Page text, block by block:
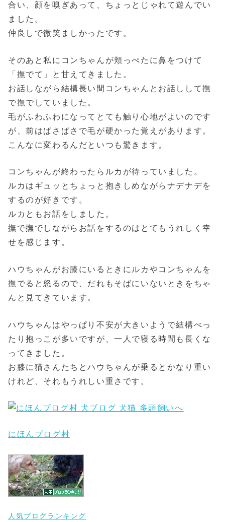
合い、顔を嗅ぎあって、ちょっとじゃれて遊んでい
ました。
仲良しで微笑ましかったです。
そのあと私にコンちゃんが頬っぺたに鼻をつけて
「撫でて」と甘えてきました。
お話しながら結構長い間コンちゃんとお話しして撫
で撫でしていました。
毛がふわふわになってとても触り心地がよいのです
が、前はぱさぱさで毛が硬かった覚えがあります。
こんなに変わるんだといつも驚きます。
コンちゃんが終わったらルカが待っていました。
ルカはギュッとちょっと抱きしめながらナデナデを
するのが好きです。
ルカともお話をしました。
撫で撫でしながらお話をするのはとてもうれしく幸
せを感じます。
ハウちゃんがお膝にいるときにルカやコンちゃんを
撫でると怒るので、だれもそばにいないときをちゃ
んと見てきています。
ハウちゃんはやっぱり不安が大きいようで結構べっ
たり抱っこが多いですが、一人で寝る時間も長くな
ってきました。
お膝に猫さんたちとハウちゃんが乗るとかなり重い
けれど、それもうれしい重さです。
にほんブログ村
人気ブログランキング